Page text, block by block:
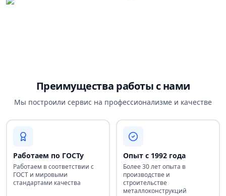
Преимущества работы с нами
Мы построили сервис на профессионализме и качестве
Работаем по ГОСТу
Работаем в соответствии с
ГОСТ и мировыми
стандартами качества
Опыт с 1992 года
Более 30 лет опыта в
производстве и
строительстве
металлоконструкций